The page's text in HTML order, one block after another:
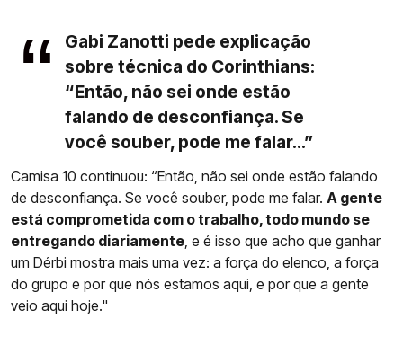
Gabi Zanotti pede explicação
sobre técnica do Corinthians:
“Então, não sei onde estão
falando de desconfiança. Se
você souber, pode me falar...”
Camisa 10 continuou: “Então, não sei onde estão falando
de desconfiança. Se você souber, pode me falar. A gente
está comprometida com o trabalho, todo mundo se
entregando diariamente , e é isso que acho que ganhar
um Dérbi mostra mais uma vez: a força do elenco, a força
do grupo e por que nós estamos aqui, e por que a gente
veio aqui hoje."